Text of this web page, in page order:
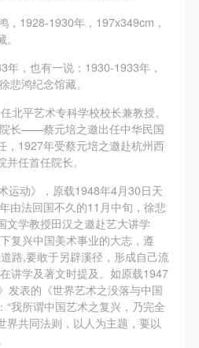
，1928-1930年，197x349cm，
年，也有一说：1930-1933年，
悲鸿纪念馆藏。
北平艺术专科学校校长兼教授。
长——蔡元培之邀出任中华民国
，1927年受蔡元培之邀赴杭州西
任首任院长。
运动》，原载1948年4月30日天
由法回国不久的11月中旬，徐悲
文学教授田汉之邀赴艺大讲学
复兴中国美术事业的大志，遵
路,要敢于另辟溪径，形成自己流
讲学及著文时提及。如原载1947
发表的《世界艺术之没落与中国
“我所谓中国艺术之复兴，乃完全
界共同法则，以人为主题，要以